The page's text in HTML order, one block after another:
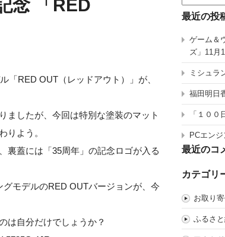
念 「RED
「RED OUT（レッドアウト）」が、
ましたが、今回は特別な塗装のマット
りよう。
裏蓋には「35周年」の記念ロゴが入る
モデルのRED OUTバージョンが、今
は自分だけでしょうか？
索:
最近の投
ゲーム＆
ズ」11月
ミシュラ
福田明日
「１０
PCエン
最近のコ
カテゴリ
お取り
ふるさ